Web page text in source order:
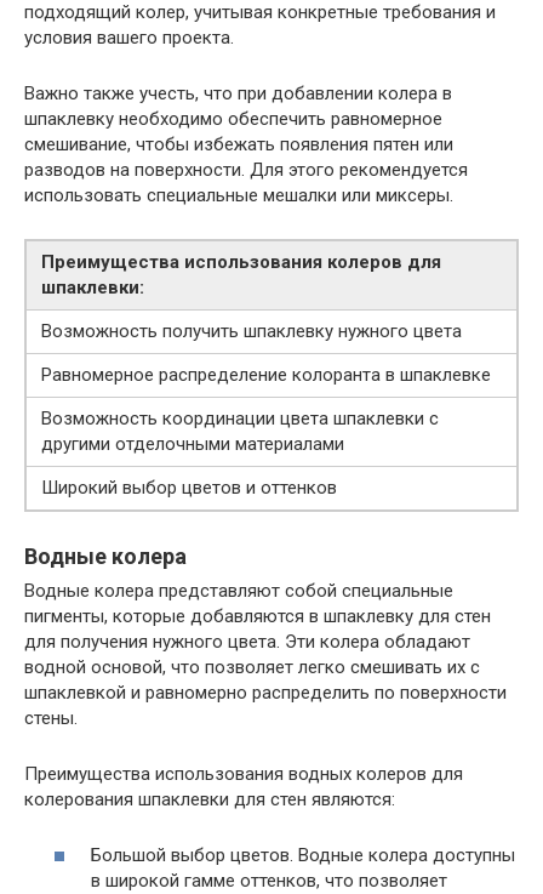
подходящий колер, учитывая конкретные требования и
условия вашего проекта.
Важно также учесть, что при добавлении колера в
шпаклевку необходимо обеспечить равномерное
смешивание, чтобы избежать появления пятен или
разводов на поверхности. Для этого рекомендуется
использовать специальные мешалки или миксеры.
Преимущества использования колеров для
шпаклевки:
Возможность получить шпаклевку нужного цвета
Равномерное распределение колоранта в шпаклевке
Возможность координации цвета шпаклевки с
другими отделочными материалами
Широкий выбор цветов и оттенков
Водные колера
Водные колера представляют собой специальные
пигменты, которые добавляются в шпаклевку для стен
для получения нужного цвета. Эти колера обладают
водной основой, что позволяет легко смешивать их с
шпаклевкой и равномерно распределить по поверхности
стены.
Преимущества использования водных колеров для
колерования шпаклевки для стен являются:
Большой выбор цветов. Водные колера доступны
в широкой гамме оттенков, что позволяет